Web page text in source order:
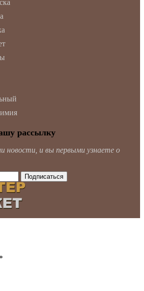
рассылку
новости, и вы первыми узнаете о
*